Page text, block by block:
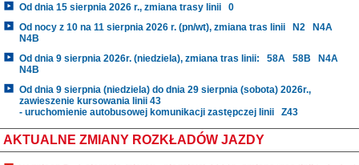
Od dnia 15 sierpnia 2026 r., zmiana trasy linii
0
Od nocy z 10 na 11 sierpnia 2026 r. (pn/wt), zmiana tras linii
N2
N4A
N4B
Od dnia 9 sierpnia 2026r. (niedziela), zmiana tras linii:
58A 58B
N4A
N4B
Od dnia 9 sierpnia (niedziela) do dnia 29 sierpnia (sobota) 2026r.,
zawieszenie kursowania linii 43
- uruchomienie autobusowej komunikacji zastępczej linii
Z43
AKTUALNE ZMIANY ROZKŁADÓW JAZDY